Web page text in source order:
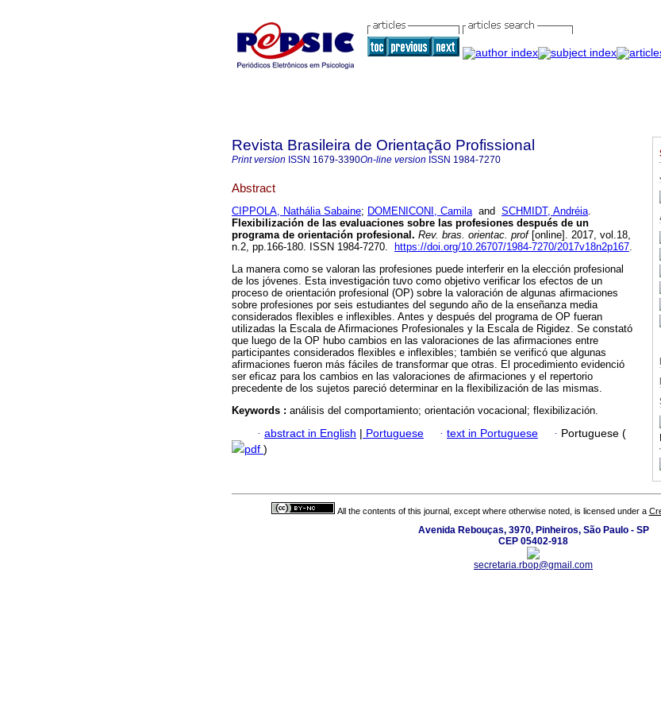
Revista Brasileira de Orientação Profissional
Print version ISSN 1679-3390On-line version ISSN 1984-7270
Abstract
CIPPOLA, Nathália Sabaine; DOMENICONI, Camilaand SCHMIDT, Andréia.
Flexibilización de las evaluaciones sobre las profesiones después de un
programa de orientación profesional . Rev. bras. orientac. prof[online]. 2017, vol.18,
n.2, pp.166-180. ISSN 1984-7270.
https://doi.org/10.26707/1984-7270/2017v18n2p167.
La manera como se valoran las profesiones puede interferir en la elección profesional
de los jóvenes. Esta investigación tuvo como objetivo verificar los efectos de un
proceso de orientación profesional (OP) sobre la valoración de algunas afirmaciones
sobre profesiones por seis estudiantes del segundo año de la enseñanza media
considerados flexibles e inflexibles. Antes y después del programa de OP fueran
utilizadas la Escala de Afirmaciones Profesionales y la Escala de Rigidez. Se constató
que luego de la OP hubo cambios en las valoraciones de las afirmaciones entre
participantes considerados flexibles e inflexibles; también se verificó que algunas
afirmaciones fueron más fáciles de transformar que otras. El procedimiento evidenció
ser eficaz para los cambios en las valoraciones de afirmaciones y el repertorio
precedente de los sujetos pareció determinar en la flexibilización de las mismas.
Keywords : análisis del comportamiento; orientación vocacional; flexibilización.
· abstract in English | Portuguese · text in Portuguese · Portuguese (
pdf )
All the contents of this journal, except where otherwise noted, is licensed under a
Avenida Rebouças, 3970, Pinheiros, São Paulo - SP
CEP 05402-918
secretaria.rbop@gmail.com